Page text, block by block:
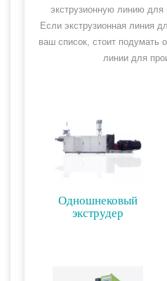
экструзионную линию для
Если экструзионная линия
ваш список, стоит подумать
линии для
Одношнековый
экструдер